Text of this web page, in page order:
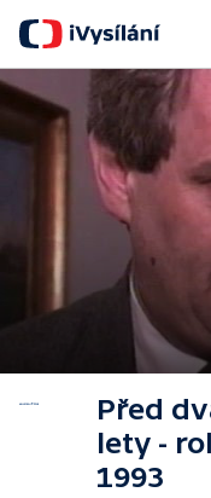
Před
lety -
1993